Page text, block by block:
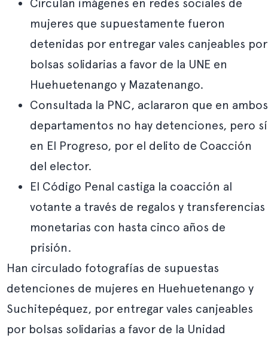
Circulan imágenes en redes sociales de
mujeres que supuestamente fueron
detenidas por entregar vales canjeables por
bolsas solidarias a favor de la UNE en
Huehuetenango y Mazatenango.
Consultada la PNC, aclararon que en ambos
departamentos no hay detenciones, pero sí
en El Progreso, por el delito de Coacción
del elector.
El Código Penal castiga la coacción al
votante a través de regalos y transferencias
monetarias con hasta cinco años de
prisión.
Han circulado fotografías de supuestas
detenciones de mujeres en Huehuetenango y
Suchitepéquez, por entregar vales canjeables
por bolsas solidarias a favor de la Unidad